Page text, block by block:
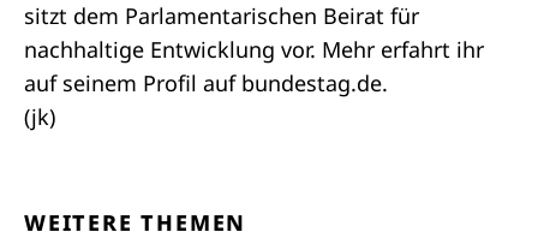
sitzt dem Parlamentarischen Beirat für
nachhaltige Entwicklung vor. Mehr erfahrt ihr
auf seinem Profil auf bundestag.de.
(jk)
WEITERE THEMEN